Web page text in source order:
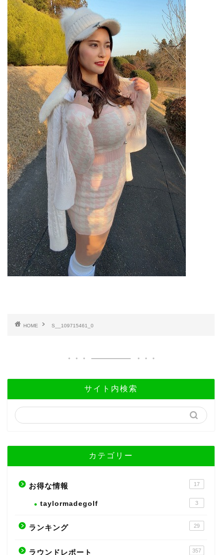
HOME S__109715461_0
サイト内検索
カテゴリー
お得な情報 17
taylormadegolf 3
ランキング 29
ラウンドレポート 357